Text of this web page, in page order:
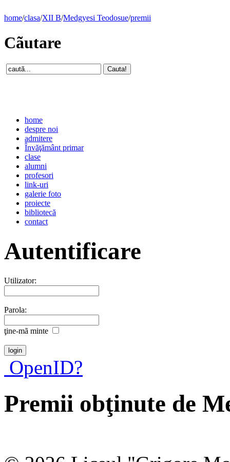
home/clasa/XII B/Medgyesi Teodosue/premii
Cãutare
home
despre noi
admitere
Învăţământ primar
clase
alumni
profesori
link-uri
galerie foto
proiecte
bibliotecă
contact
Autentificare
Utilizator:
Parola:
ţine-mã minte
OpenID?
Premii obţinute de